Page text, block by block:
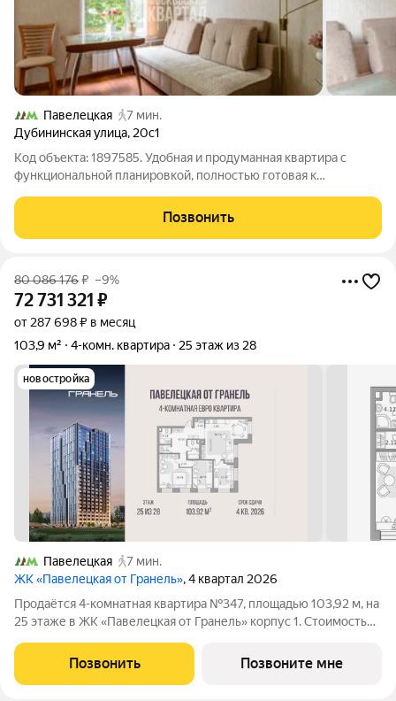
Павелецкая
7 мин.
Дубининская улица, 20с1
Код объекта: 1897585. Удобная и продуманная квартира с
функциональной планировкой, полностью готовая к
вложений. Квартира меблирована, оснащена необходимой
бытовой техникой и позволяет заехать сразу
Позвонить
80 086 176₽ –9%
72 731 321 ₽
от 287 698 ₽ в месяц
103,9 м²
4-комн. квартира 25 этаж из 28
новостройка
Павелецкая
7 мин.
ЖК «Павелецкая от Гранель», 4 квартал 2026
Продаётся 4-комнатная квартира №347, площадью 103,92 м, на
25 этаже в ЖК «Павелецкая от Гранель» корпус 1. Стоимость
окна на улицу. «Павелецкая от Гранель» проект бизнес-класса
в
Позвонить Позвоните мне